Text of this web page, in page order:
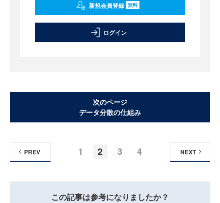
新規会員登録 無料
ログイン
次のページ
データ分散の仕組み
1 2 3 4
PREV NEXT
この記事は参考になりましたか？